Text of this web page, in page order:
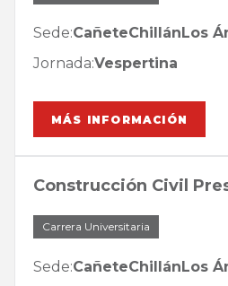
Sede:CañeteChillánLos
Jornada:Vespertina
MÁS INFORMACIÓN
Construcción Civil
Carrera Universitaria
Sede:CañeteChillánLos